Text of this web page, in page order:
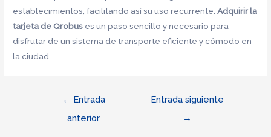
establecimientos, facilitando así su uso recurrente.Adquirir la
tarjeta de Qrobus es un paso sencillo y necesario para
disfrutar de un sistema de transporte eficiente y cómodo en
la ciudad.
Navegación
← Entrada
anterior
Entrada siguiente
→